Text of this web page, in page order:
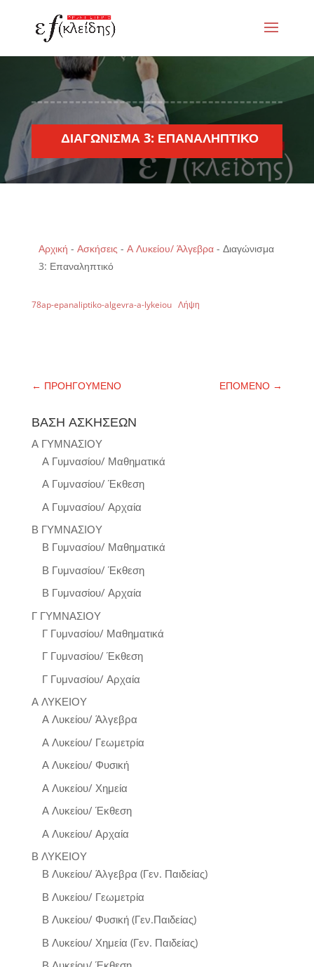
ΔΙΑΓΏΝΙΣΜΑ 3: ΕΠΑΝΑΛΗΠΤΙΚΌ
Αρχική - Ασκήσεις - Α Λυκείου/ Άλγεβρα- Διαγώνισμα
3: Επαναληπτικό
78ap-epanaliptiko-algevra-a-lykeiou Λήψη
← ΠΡΟΗΓΟΥΜΕΝΟ ΕΠΟΜΕΝΟ →
ΒΑΣΗ ΑΣΚΗΣΕΩΝ
Α ΓΥΜΝΑΣΙΟΥ
Α Γυμνασίου/ Μαθηματικά
Α Γυμνασίου/ Έκθεση
Α Γυμνασίου/ Αρχαία
Β ΓΥΜΝΑΣΙΟΥ
Β Γυμνασίου/ Μαθηματικά
Β Γυμνασίου/ Έκθεση
Β Γυμνασίου/ Αρχαία
Γ ΓΥΜΝΑΣΙΟΥ
Γ Γυμνασίου/ Μαθηματικά
Γ Γυμνασίου/ Έκθεση
Γ Γυμνασίου/ Αρχαία
Α ΛΥΚΕΙΟΥ
Α Λυκείου/ Άλγεβρα
Α Λυκείου/ Γεωμετρία
Α Λυκείου/ Φυσική
Α Λυκείου/ Χημεία
Α Λυκείου/ Έκθεση
Α Λυκείου/ Αρχαία
Β ΛΥΚΕΙΟΥ
Β Λυκείου/ Άλγεβρα (Γεν. Παιδείας)
Β Λυκείου/ Γεωμετρία
Β Λυκείου/ Φυσική (Γεν.Παιδείας)
Β Λυκείου/ Χημεία (Γεν. Παιδείας)